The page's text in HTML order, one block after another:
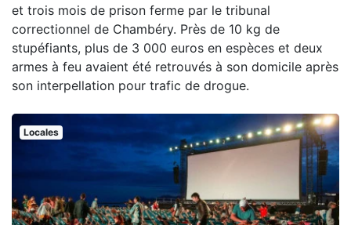
et trois mois de prison ferme par le tribunal
correctionnel de Chambéry. Près de 10 kg de
stupéfiants, plus de 3 000 euros en espèces et deux
armes à feu avaient été retrouvés à son domicile après
son interpellation pour trafic de drogue.
Locales